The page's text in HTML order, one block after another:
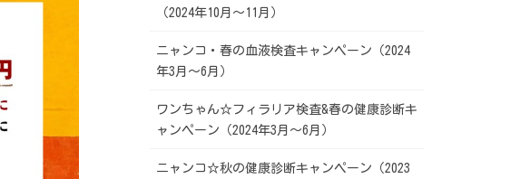
（2024年10月～11月）
ニャンコ・春の血液検査キャンペーン（2024
年3月～6月）
ワンちゃん☆フィラリア検査&春の健康診断キ
ャンペーン（2024年3月～6月）
ニャンコ☆秋の健康診断キャンペーン（2023